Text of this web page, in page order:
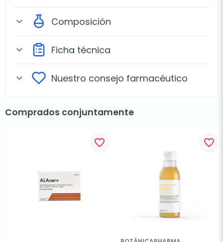
expand_more Composición
expand_more Ficha técnica
expand_more Nuestro consejo farmacéutico
Comprados conjuntamente
favorite_border favorite_border